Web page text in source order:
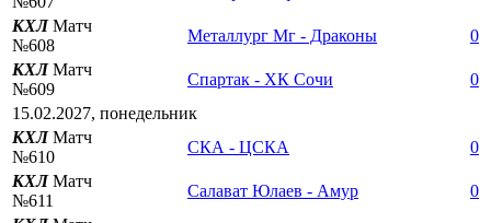
КХЛМатч
№608
Металлург Мг - Драконы
0
КХЛМатч
№609
Спартак - ХК Сочи
0
15.02.2027, понедельник
КХЛМатч
№610
СКА - ЦСКА
0
КХЛМатч
№611
Салават Юлаев - Амур
0